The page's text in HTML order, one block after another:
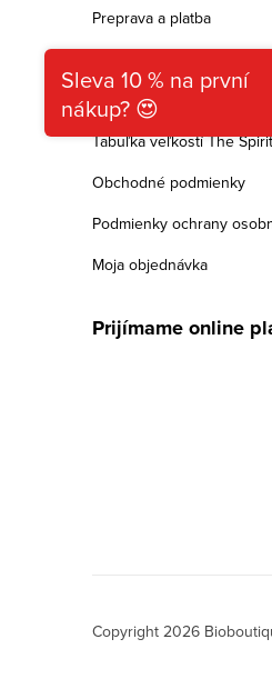
Preprava a platba
Vernostní program
Tabuľka veľkostí The
Obchodné podmienky
Podmienky ochrany
Moja objednávka
Prijímame online
Copyright 2026
Sleva 10 % na první
nákup? 😍